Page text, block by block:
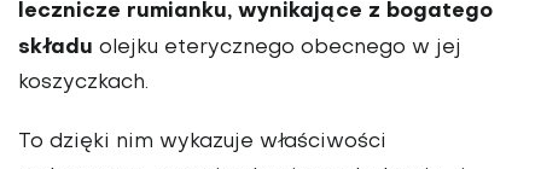
lecznicze rumianku, wynikające z bogatego
składu olejku eterycznego obecnego w jej
koszyczkach.
To dzięki nim wykazuje właściwości